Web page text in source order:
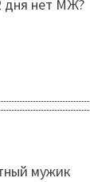
дня нет МЖ?
мужик